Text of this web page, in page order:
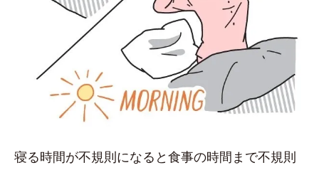
寝る時間が不規則になると食事の時間まで不規則